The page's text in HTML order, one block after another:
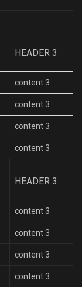
HEADER 3
content 3
content 3
content 3
content 3
HEADER 3
content 3
content 3
content 3
content 3